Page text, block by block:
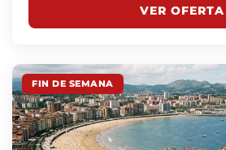
VER OFERTA
FIN DE SEMANA